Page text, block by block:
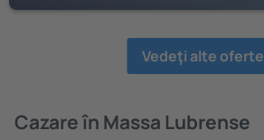
Vedeţi alte oferte
Cazare în Massa Lubrense